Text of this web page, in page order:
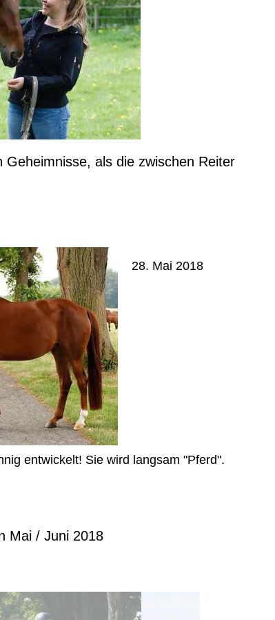
Geheimnisse, als die zwischen Reiter
28. Mai 2018
entwickelt! Sie wird langsam "Pferd".
Mai / Juni 2018